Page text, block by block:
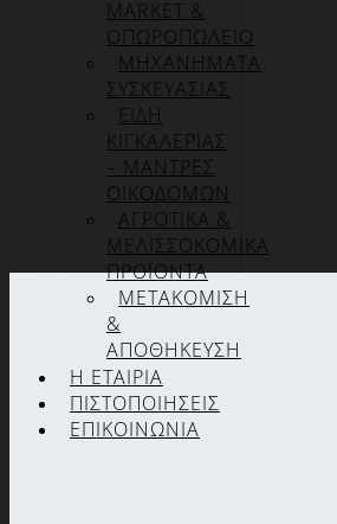
MARKET &
ΟΠΩΡΟΠΩΛΕΙΟ
ΜΗΧΑΝΗΜΑΤΑ
ΣΥΣΚΕΥΑΣΙΑΣ
ΕΙΔΗ
ΚΙΓΚΑΛΕΡΙΑΣ
– ΜΑΝΤΡΕΣ
ΟΙΚΟΔΟΜΩΝ
ΑΓΡΟΤΙΚΑ &
ΜΕΛΙΣΣΟΚΟΜΙΚΑ
ΠΡΟΪΟΝΤΑ
ΜΕΤΑΚΟΜΙΣΗ
&
ΑΠΟΘΗΚΕΥΣΗ
Η ΕΤΑΙΡΊΑ
ΠΙΣΤΟΠΟΙΉΣΕΙΣ
ΕΠΙΚΟΙΝΩΝΊΑ